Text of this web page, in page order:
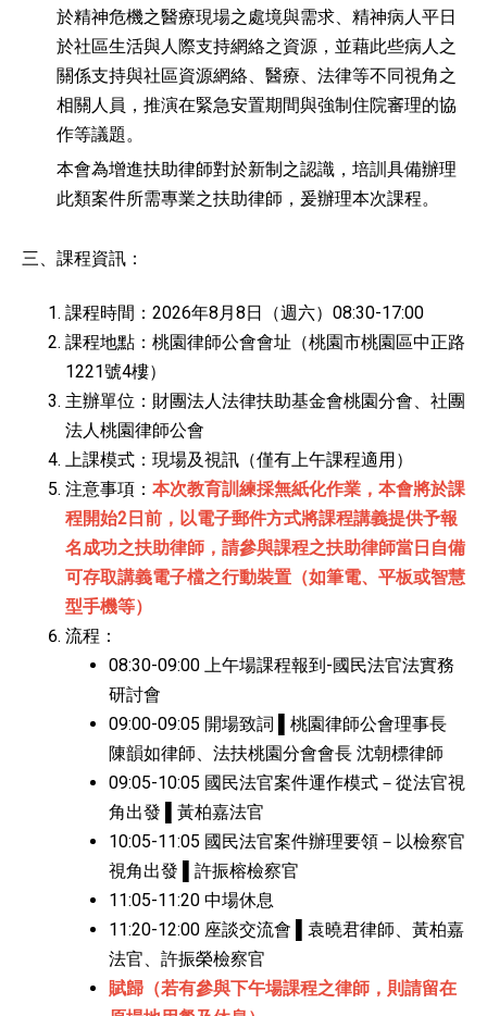
於精神危機之醫療現場之處境與需求、精神病人平日
於社區生活與人際支持網絡之資源，並藉此些病人之
關係支持與社區資源網絡、醫療、法律等不同視角之
相關人員，推演在緊急安置期間與強制住院審理的協
作等議題。
本會為增進扶助律師對於新制之認識，培訓具備辦理
此類案件所需專業之扶助律師，爰辦理本次課程。
三、 課程資訊：
課程時間：2026年8月8日（週六）08:30-17:00
課程地點：桃園律師公會會址（桃園市桃園區中正路
1221號4樓）
主辦單位：財團法人法律扶助基金會桃園分會、社團
法人桃園律師公會
上課模式：現場及視訊（僅有上午課程適用）
注意事項： 本次教育訓練採無紙化作業，本會將於課
程開始2日前，以電子郵件方式將課程講義提供予報
名成功之扶助律師，請參與課程之扶助律師當日自備
可存取講義電子檔之行動裝置（如筆電、平板或智慧
型手機等）
流程：
08:30-09:00 上午場課程報到-國民法官法實務
研討會
09:00-09:05 開場致詞 ▌桃園律師公會理事長
陳韻如律師、法扶桃園分會會長 沈朝標律師
09:05-10:05 國民法官案件運作模式－從法官視
角出發 ▌黃柏嘉法官
10:05-11:05 國民法官案件辦理要領－以檢察官
視角出發 ▌許振榕檢察官
11:05-11:20 中場休息
11:20-12:00 座談交流會 ▌袁曉君律師、黃柏嘉
法官、許振榮檢察官
賦歸（若有參與下午場課程之律師，則請留在